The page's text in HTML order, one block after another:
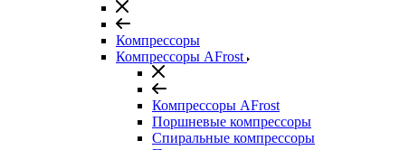
Компрессоры
Компрессоры AFrost
Компрессоры AFrost
Поршневые компрессоры
Спиральные компрессоры